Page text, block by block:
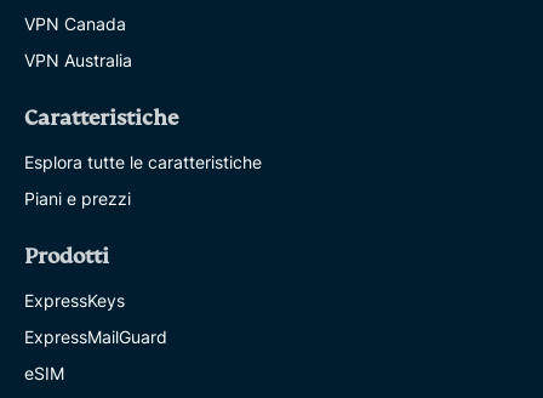
VPN Canada
VPN Australia
Caratteristiche
Esplora tutte le caratteristiche
Piani e prezzi
Prodotti
ExpressKeys
ExpressMailGuard
eSIM